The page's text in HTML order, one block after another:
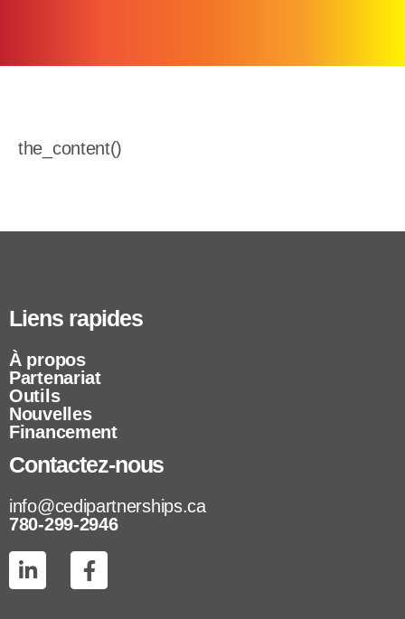
the_content()
Liens rapides
À propos
Partenariat
Outils
Nouvelles
Financement
Contactez-nous
info@cedipartnerships.ca
780-299-2946